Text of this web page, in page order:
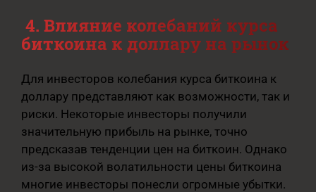
4. Влияние колебаний курса
биткоина к доллару на рынок
Для инвесторов колебания курса биткоина к
доллару представляют как возможности, так и
риски. Некоторые инвесторы получили
значительную прибыль на рынке, точно
предсказав тенденции цен на биткоин. Однако
из-за высокой волатильности цены биткоина
многие инвесторы понесли огромные убытки.